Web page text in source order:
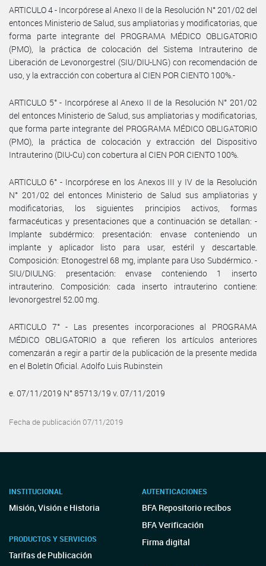
ARTICULO 4 - Incorpórese al Anexo II de la Resolución N° 201/02 del
entonces Ministerio de Salud, sus ampliatorias y modificatorias, que
forma parte integrante del PROGRAMA MÉDICO OBLIGATORIO
(PMO), la práctica de colocación del Sistema Intrauterino de
Liberación de Levonorgestrel (SIU/DIU-LNG) con recomendación de
uso, y la extracción con cobertura al CIEN POR CIENTO 100%.-
ARTICULO 5° - Incorpórese al Anexo II de la Resolución N° 201/02
del entonces Ministerio de Salud, sus ampliatorias y modificatorias,
que forma parte integrante del PROGRAMA MÉDICO OBLIGATORIO
(PMO), la práctica de colocación y extracción del Dispositivo
Intrauterino (DIU-Cu) con cobertura al CIEN POR CIENTO 100%.
ARTICULO 6° - Incorpórese en los Anexos III y IV de la Resolución
N° 201/02 del entonces Ministerio de Salud sus ampliatorias y
modificatorias, los siguientes principios activos, formas
farmacéuticas y presentaciones que a continuación se detallan: -
Implante subdérmico: presentación: envase conteniendo un
implante y aplicador listo para usar, estéril y descartable.
Composición: Etonogestrel 68 mg, implante para Uso Subdérmico. -
SIU/DIULNG: presentación: envase conteniendo 1 inserto
intrauterino. Composición: cada inserto intrauterino contiene:
levonorgestrel 52.00 mg.
ARTICULO 7° - Las presentes incorporaciones al PROGRAMA
MÉDICO OBLIGATORIO a que refieren los artículos anteriores
comenzarán a regir a partir de la publicación de la presente medida
en el Boletín Oficial. Adolfo Luis Rubinstein
e. 07/11/2019 N° 85713/19 v. 07/11/2019
Fecha de publicación 07/11/2019
INSTITUCIONAL
Misión, Visión e Historia
PRODUCTOS Y SERVICIOS
Tarifas de Publicación
AUTENTICACIONES
BFA Repositorio recibos
BFA Verificación
Firma digital